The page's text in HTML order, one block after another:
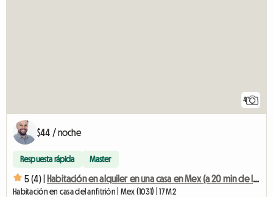
4
$44 / noche
Respuesta rápida Master
5 (4) | Habitación en alquiler en una casa en Mex (a 20 min de la EPFL/UNIL)
Habitación en casa del anfitrión | Mex (1031) | 17 M2